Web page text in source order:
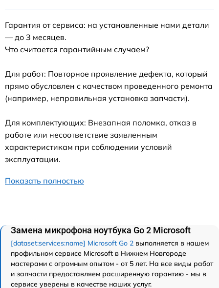
Гарантия от сервиса: на установленные нами детали
— до 3 месяцев.
Что считается гарантийным случаем?
Для работ: Повторное проявление дефекта, который
прямо обусловлен с качеством проведенного ремонта
(например, неправильная установка запчасти).
Для комплектующих: Внезапная поломка, отказ в
работе или несоответствие заявленным
характеристикам при соблюдении условий
эксплуатации.
Показать полностью
Замена микрофона ноутбука Go 2 Microsoft
[dataset:services:name] Microsoft Go 2 выполняется в нашем
профильном сервисе Microsoft в Нижнем Новгороде
мастерами с огромным опытом - от 5 лет. На все виды работ
и запчасти предоставляем расширенную гарантию - мы в
сервисе уверены в качестве наших услуг.